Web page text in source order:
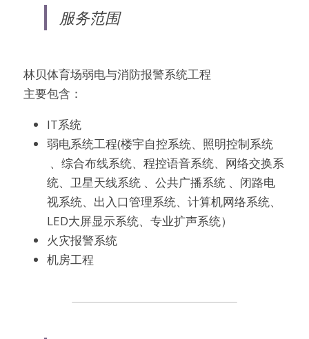
服务范围
林贝体育场弱电与消防报警系统工程
主要包含：
IT系统
弱电系统工程(楼宇自控系统、照明控制系统
、综合布线系统、程控语音系统、网络交换系
统、卫星天线系统 、公共广播系统 、闭路电
视系统、出入口管理系统、计算机网络系统、
LED大屏显示系统、专业扩声系统）
火灾报警系统
机房工程